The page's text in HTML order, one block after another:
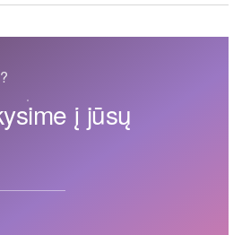
į jūsų